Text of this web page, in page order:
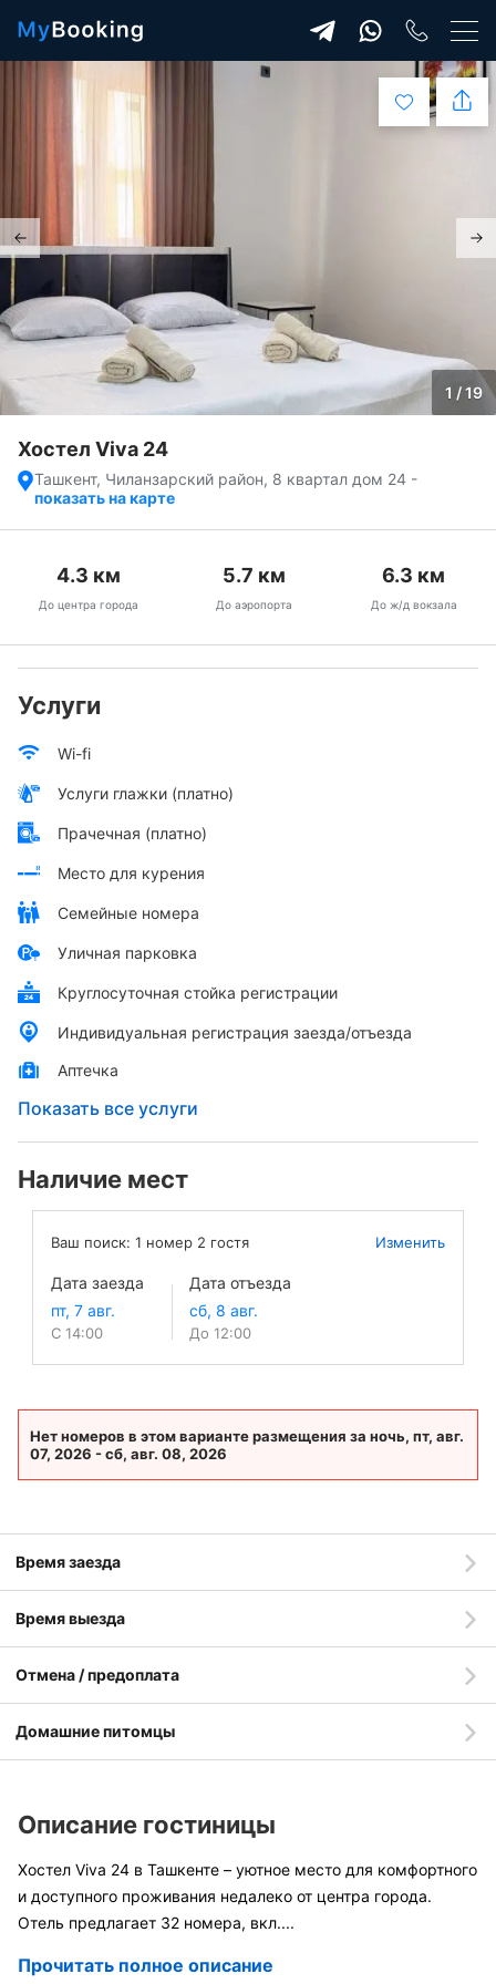
1 / 19
Хостел Viva 24
Ташкент, Чиланзарский район, 8 квартал дом 24 -
показать на карте
4.3 км
До центра города
5.7 км
До аэропорта
6.3 км
До ж/д вокзала
Услуги
Wi-fi
Услуги глажки (платно)
Прачечная (платно)
Место для курения
Семейные номера
Уличная парковка
Круглосуточная стойка регистрации
Индивидуальная регистрация заезда/отъезда
Аптечка
Показать все услуги
Наличие мест
Ваш поиск: 1 номер 2 гостя Изменить
Дата заезда
С 14:00
Дата отъезда
До 12:00
Нет номеров в этом варианте размещения за ночь, пт, авг.
07, 2026 - сб, авг. 08, 2026
Время заезда
Время выезда
Отмена / предоплата
Домашние питомцы
Описание гостиницы
Хостел Viva 24 в Ташкенте – уютное место для комфортного
и доступного проживания недалеко от центра города.
Отель предлагает 32 номера, вкл....
Прочитать полное описание